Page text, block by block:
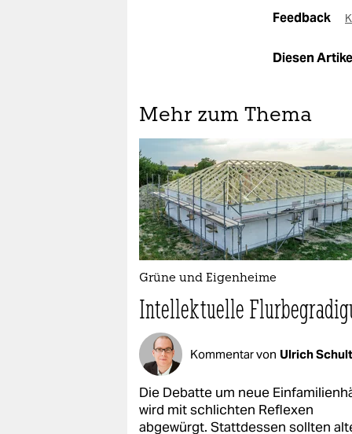
Feedback
Diesen
Mehr zum Thema
Grüne und Eigenheime
Intellektuelle
Kommentar von Ulrich
Die Debatte um neue
wird mit schlichten Reflexen
abgewürgt. Stattdessen sollten